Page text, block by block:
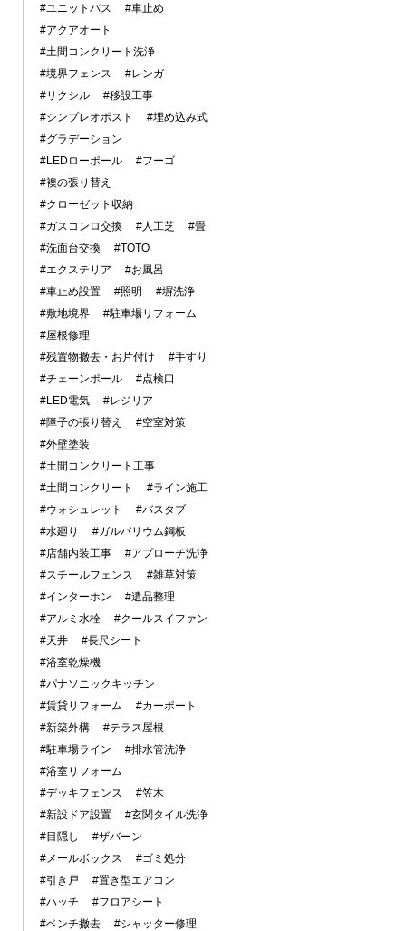
#ユニットバス
#車止め
#アクアオート
#土間コンクリート洗浄
#境界フェンス
#レンガ
#リクシル
#移設工事
#シンプレオポスト
#埋め込み式
#グラデーション
#LEDローポール
#フーゴ
#襖の張り替え
#クローゼット収納
#ガスコンロ交換
#人工芝
#畳
#洗面台交換
#TOTO
#エクステリア
#お風呂
#車止め設置
#照明
#塀洗浄
#敷地境界
#駐車場リフォーム
#屋根修理
#残置物撤去・お片付け
#手すり
#チェーンポール
#点検口
#LED電気
#レジリア
#障子の張り替え
#空室対策
#外壁塗装
#土間コンクリート工事
#土間コンクリート
#ライン施工
#ウォシュレット
#バスタブ
#水廻り
#ガルバリウム鋼板
#店舗内装工事
#アプローチ洗浄
#スチールフェンス
#雑草対策
#インターホン
#遺品整理
#アルミ水栓
#クールスイファン
#天井
#長尺シート
#浴室乾燥機
#パナソニックキッチン
#賃貸リフォーム
#カーポート
#新築外構
#テラス屋根
#駐車場ライン
#排水管洗浄
#浴室リフォーム
#デッキフェンス
#笠木
#新設ドア設置
#玄関タイル洗浄
#目隠し
#ザバーン
#メールボックス
#ゴミ処分
#引き戸
#置き型エアコン
#ハッチ
#フロアシート
#ベンチ撤去
#シャッター修理